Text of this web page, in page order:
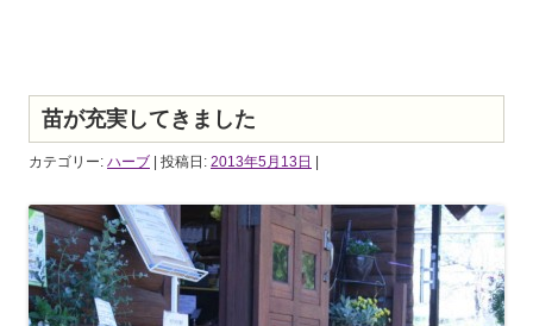
苗が充実してきました
カテゴリー: ハーブ | 投稿日: 2013年5月13日 |